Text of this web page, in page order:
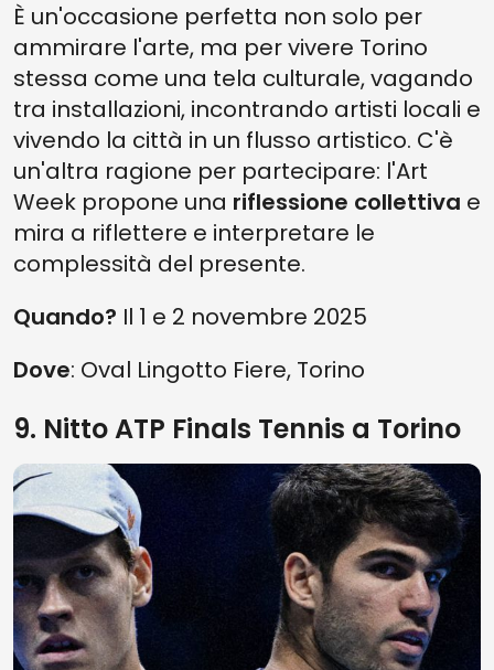
È un'occasione perfetta non solo per
ammirare l'arte, ma per vivere Torino
stessa come una tela culturale, vagando
tra installazioni, incontrando artisti locali e
vivendo la città in un flusso artistico. C'è
un'altra ragione per partecipare: l'Art
Week propone una riflessione collettiva e
mira a riflettere e interpretare le
complessità del presente.
Quando? Il 1 e 2 novembre 2025
Dove: Oval Lingotto Fiere, Torino
9. Nitto ATP Finals Tennis a Torino